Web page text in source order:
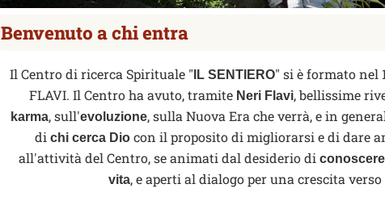
Benvenuto a chi entra
Il Centro di ricerca Spirituale " IL SENTIERO" si è formato nel
FLAVI. Il Centro ha avuto, tramite Neri Flavi, bellissime
karma, sull'evoluzione, sulla Nuova Era che verrà, e in
di chi cerca Dio con il proposito di migliorarsi e di dare
all'attività del Centro, se animati dal desiderio di
vita, e aperti al dialogo per una crescita verso